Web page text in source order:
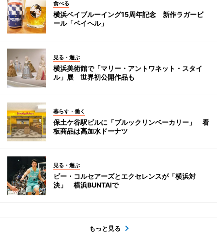
食べる
横浜ベイブルーイング15周年記念 新作ラガービ
ール「ベイヘル」
見る・遊ぶ
横浜美術館で「マリー・アントワネット・スタイ
ル」展 世界初公開作品も
暮らす・働く
保土ケ谷駅ビルに「ブルックリンベーカリー」 看
板商品は高加水ドーナツ
見る・遊ぶ
ビー・コルセアーズとエクセレンスが「横浜対
決」 横浜BUNTAIで
もっと見る